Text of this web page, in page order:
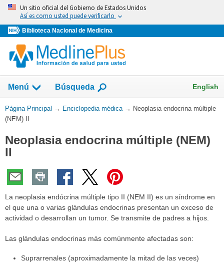
Omita
vaya
al
Contenido
Un sitio oficial del Gobierno de Estados Unidos
Así es como usted puede verificarlo
Biblioteca Nacional de Medicina
Menú Búsqueda English
Usted
está
Página Principal → Enciclopedia médica → Neoplasia endocrina múltiple
(NEM) II
Neoplasia endocrina múltiple (NEM)
II
La neoplasia endócrina múltiple tipo II (NEM II) es un síndrome en
el que una o varias glándulas endocrinas presentan un exceso de
actividad o desarrollan un tumor. Se transmite de padres a hijos.
Las glándulas endocrinas más comúnmente afectadas son:
Suprarrenales (aproximadamente la mitad de las veces)